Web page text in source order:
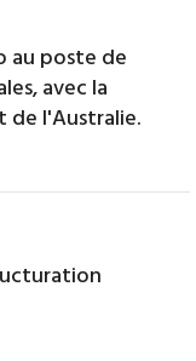
au poste de
avec la
de l'Australie.